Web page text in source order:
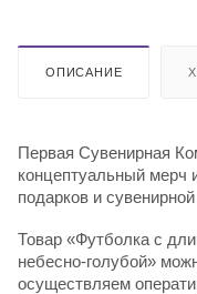
ОПИСАНИЕ
Первая Сувенирная
концептуальный мерч
подарков и
Товар «Футболка с
небесно-голубой»
осуществляем